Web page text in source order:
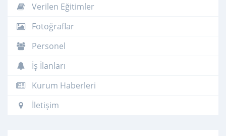
Verilen Eğitimler
Fotoğraflar
Personel
İş İlanları
Kurum Haberleri
İletişim